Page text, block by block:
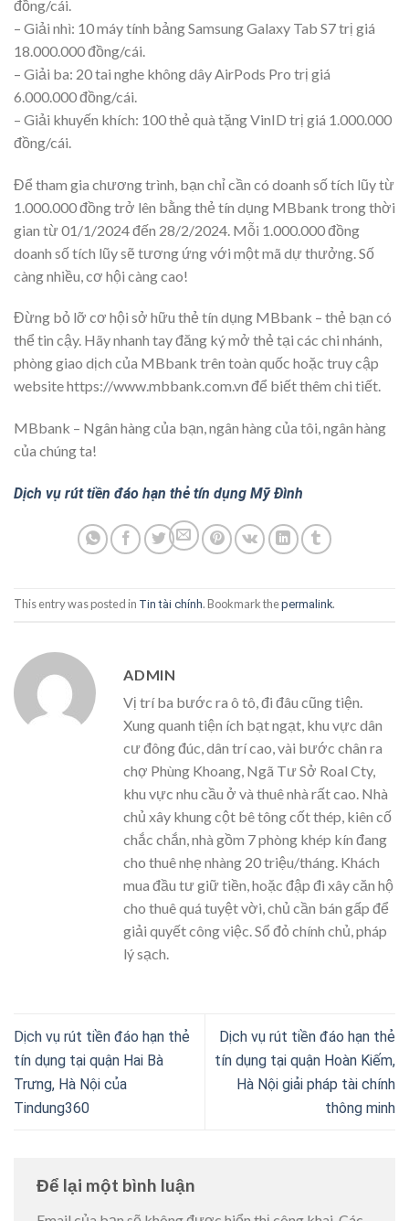
đồng/cái.
– Giải nhì: 10 máy tính bảng Samsung Galaxy Tab S7 trị giá
18.000.000 đồng/cái.
– Giải ba: 20 tai nghe không dây AirPods Pro trị giá
6.000.000 đồng/cái.
– Giải khuyến khích: 100 thẻ quà tặng VinID trị giá 1.000.000
đồng/cái.
Để tham gia chương trình, bạn chỉ cần có doanh số tích lũy từ
1.000.000 đồng trở lên bằng thẻ tín dụng MBbank trong thời
gian từ 01/1/2024 đến 28/2/2024. Mỗi 1.000.000 đồng
doanh số tích lũy sẽ tương ứng với một mã dự thưởng. Số
càng nhiều, cơ hội càng cao!
Đừng bỏ lỡ cơ hội sở hữu thẻ tín dụng MBbank – thẻ bạn có
thể tin cậy. Hãy nhanh tay đăng ký mở thẻ tại các chi nhánh,
phòng giao dịch của MBbank trên toàn quốc hoặc truy cập
website https://www.mbbank.com.vn để biết thêm chi tiết.
MBbank – Ngân hàng của bạn, ngân hàng của tôi, ngân hàng
của chúng ta!
Dịch vụ rút tiền đáo hạn thẻ tín dụng Mỹ Đình
This entry was posted in Tin tài chính. Bookmark thepermalink.
ADMIN
Vị trí ba bước ra ô tô, đi đâu cũng tiện.
Xung quanh tiện ích bạt ngạt, khu vực dân
cư đông đúc, dân trí cao, vài bước chân ra
chợ Phùng Khoang, Ngã Tư Sở Roal Cty,
khu vực nhu cầu ở và thuê nhà rất cao. Nhà
chủ xây khung cột bê tông cốt thép, kiên cố
chắc chắn, nhà gồm 7 phòng khép kín đang
cho thuê nhẹ nhàng 20 triệu/tháng. Khách
mua đầu tư giữ tiền, hoặc đập đi xây căn hộ
cho thuê quá tuyệt vời, chủ cần bán gấp để
giải quyết công việc. Sổ đỏ chính chủ, pháp
lý sạch.
Dịch vụ rút tiền đáo hạn thẻ
tín dụng tại quận Hai Bà
Trưng, Hà Nội của
Tindung360
Dịch vụ rút tiền đáo hạn thẻ
tín dụng tại quận Hoàn Kiếm,
Hà Nội giải pháp tài chính
thông minh
Để lại một bình luận